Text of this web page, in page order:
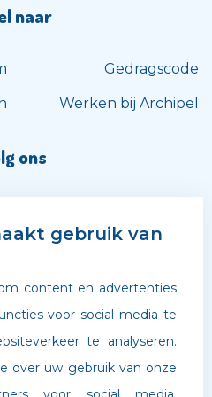
naar
Gedragscode
Werken bij Archipel
ons
gebruik van
content en advertenties
voor social media te
te analyseren.
over uw gebruik van onze